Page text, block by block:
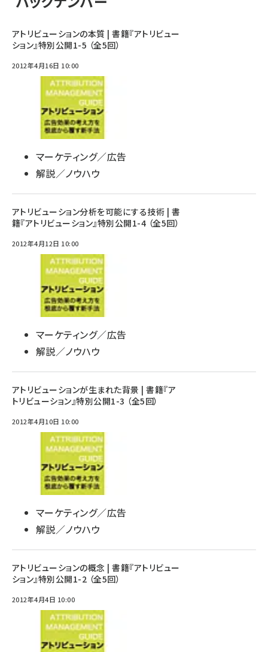
アトリビューションの本質 | 書籍『アトリビュー
ション』特別公開1-5 （全5回）
2012年4月16日 10:00
マーケティング／広告
解説／ノウハウ
アトリビューション分析を可能にする技術 | 書
籍『アトリビューション』特別公開1-4 （全5回）
2012年4月12日 10:00
マーケティング／広告
解説／ノウハウ
アトリビューションが生まれた背景 | 書籍『ア
トリビューション』特別公開1-3 （全5回）
2012年4月10日 10:00
マーケティング／広告
解説／ノウハウ
アトリビューションの概念 | 書籍『アトリビュー
ション』特別公開1-2 （全5回）
2012年4月4日 10:00